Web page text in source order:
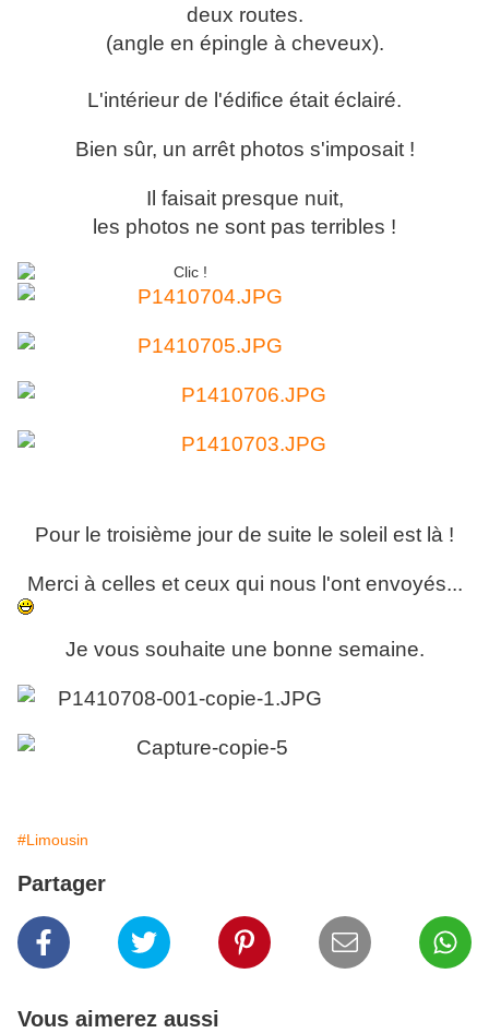
deux routes.
(angle en épingle à cheveux).
L'intérieur de l'édifice était éclairé.
Bien sûr, un arrêt photos s'imposait !
Il faisait presque nuit,
les photos ne sont pas terribles !
Pour le troisième jour de suite le soleil est là !
Merci à celles et ceux qui nous l'ont envoyés...
Je vous souhaite une bonne semaine.
#Limousin
Partager
Vous aimerez aussi